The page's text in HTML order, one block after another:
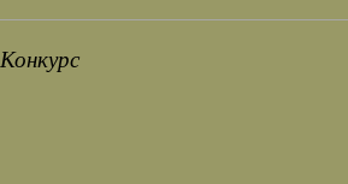
Конкурс